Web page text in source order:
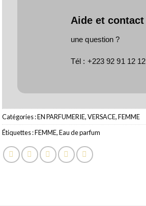
Aide et contact
une question ?
Tél : +223 92 91 12 12
Catégories :EN PARFUMERIE,VERSACE,FEMME
Étiquettes :FEMME,Eau de parfum